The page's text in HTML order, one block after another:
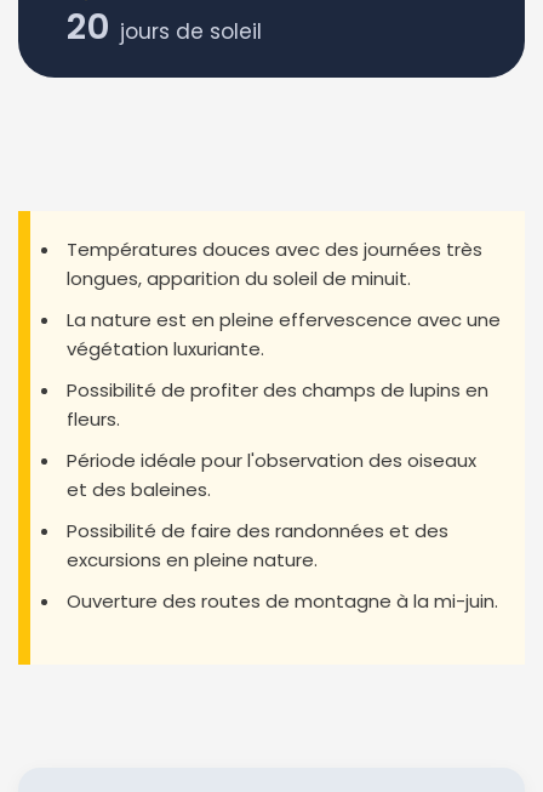
20 jours de soleil
Températures douces avec des journées très
longues, apparition du soleil de minuit.
La nature est en pleine effervescence avec une
végétation luxuriante.
Possibilité de profiter des champs de lupins en
fleurs.
Période idéale pour l'observation des oiseaux
et des baleines.
Possibilité de faire des randonnées et des
excursions en pleine nature.
Ouverture des routes de montagne à la mi-juin.